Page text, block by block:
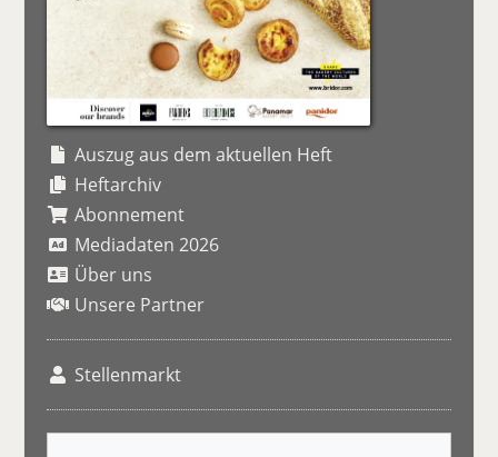
Auszug aus dem aktuellen Heft
Heftarchiv
Abonnement
Mediadaten 2026
Über uns
Unsere Partner
Stellenmarkt